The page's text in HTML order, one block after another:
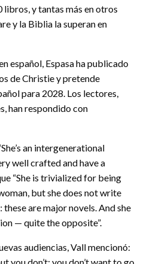
libros, y tantas más en otros
y la Biblia la superan en
español, Espasa ha publicado
de Christie y pretende
para 2028. Los lectores,
han respondido con
an intergenerational
well crafted and have a
“She is trivialized for being
but she does not write
are major novels. And she
— quite the opposite”.
audiencias, Vall mencionó:
you don’t; you don’t want to go